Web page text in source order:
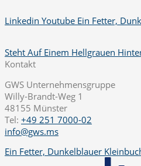
Linkedin Youtube Ein Fetter,
Steht Auf Einem Hellgrauen
Kontakt
GWS Unternehmensgruppe
Willy-Brandt-Weg 1
48155 Münster
Tel: +49 251 7000-02
info@gws.ms
Ein Fetter, Dunkelblauer